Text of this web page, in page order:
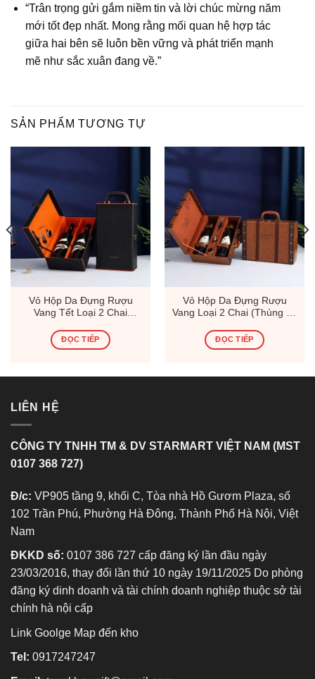
“Trân trọng gửi gắm niềm tin và lời chúc mừng năm
mới tốt đẹp nhất. Mong rằng mối quan hệ hợp tác
giữa hai bên sẽ luôn bền vững và phát triển mạnh
mẽ như sắc xuân đang về.”
SẢN PHẨM TƯƠNG TỰ
Vỏ Hộp Da Đựng Rượu
Vang Tết Loại 2 Chai
ĐỌC TIẾP
Vỏ Hộp Da Đựng Rượu
Vang Loại 2 Chai (Thùng 12
ĐỌC TIẾP
LIÊN HỆ
CÔNG TY TNHH TM & DV STARMART VIỆT NAM (MST
0107 368 727)
Đ/c: VP905 tầng 9, khối C, Tòa nhà Hồ Gươm Plaza, số
102 Trần Phú, Phường Hà Đông, Thành Phố Hà Nội, Việt
Nam
ĐKKD số: 0107 386 727 cấp đăng ký lần đầu ngày
23/03/2016, thay đổi lần thứ 10 ngày 19/11/2025 Do phòng
đăng ký dinh doanh và tài chính doanh nghiệp thuộc sở tài
chính hà nội cấp
Link Goolge Map đến kho
Tel: 0917247247